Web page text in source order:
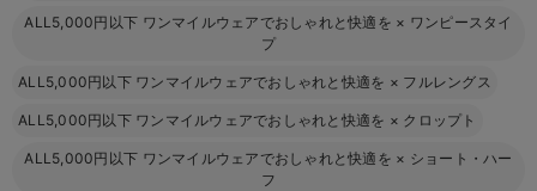
ALL5,000円以下 ワンマイルウェアでおしゃれと快適を × ワンピースタイ
プ
ALL5,000円以下 ワンマイルウェアでおしゃれと快適を × フルレングス
ALL5,000円以下 ワンマイルウェアでおしゃれと快適を × クロップト
ALL5,000円以下 ワンマイルウェアでおしゃれと快適を × ショート・ハー
フ